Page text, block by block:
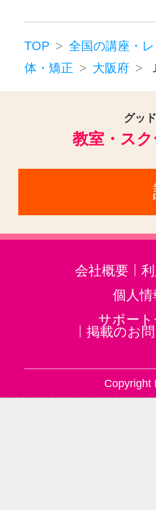
TOP 全国の講座・
体・矯正
大阪府
グッ
教室・ス
会社概要
個人
サポー
掲載のお
Copyright